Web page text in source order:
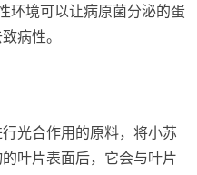
境可以让病原菌分泌的蛋
病性。
合作用的原料，将小苏
叶片表面后，它会与叶片